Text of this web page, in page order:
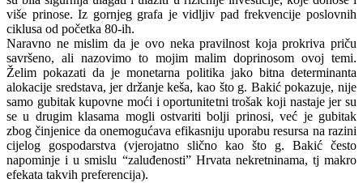
više prinose. Iz gornjeg grafa je vidljiv pad frekvencije poslovnih
ciklusa od početka 80-ih.
Naravno ne mislim da je ovo neka pravilnost koja prokriva priču
savršeno, ali nazovimo to mojim malim doprinosom ovoj temi.
Želim pokazati da je monetarna politika jako bitna determinanta
alokacije sredstava, jer držanje keša, kao što g. Bakić pokazuje, nije
samo gubitak kupovne moći i oportunitetni trošak koji nastaje jer su
se u drugim klasama mogli ostvariti bolji prinosi, već je gubitak
zbog činjenice da onemogućava efikasniju uporabu resursa na razini
cijelog gospodarstva (vjerojatno slično kao što g. Bakić često
napominje i u smislu “zaluđenosti” Hrvata nekretninama, tj makro
efekata takvih preferencija).